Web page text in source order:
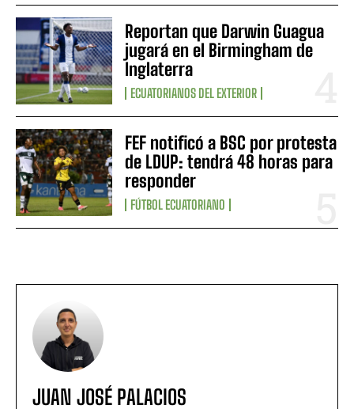
Reportan que Darwin Guagua
jugará en el Birmingham de
Inglaterra
ECUATORIANOS DEL EXTERIOR
FEF notificó a BSC por protesta
de LDUP: tendrá 48 horas para
responder
FÚTBOL ECUATORIANO
JUAN JOSÉ PALACIOS